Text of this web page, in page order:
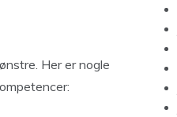
Her er nogle